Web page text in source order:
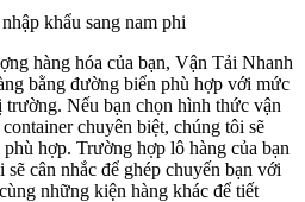
hàng hóa của bạn, Vận Tải Nhanh
bằng đường biển phù hợp với mức
trường. Nếu bạn chọn hình thức vận
chuyên biệt, chúng tôi sẽ
hợp. Trường hợp lô hàng của bạn
cân nhắc để ghép chuyến bạn với
những kiện hàng khác để tiết